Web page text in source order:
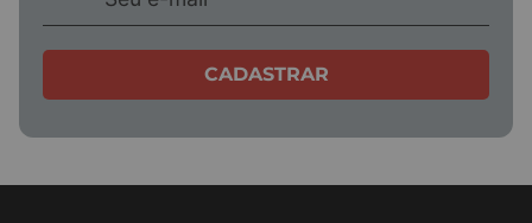
CADASTRAR